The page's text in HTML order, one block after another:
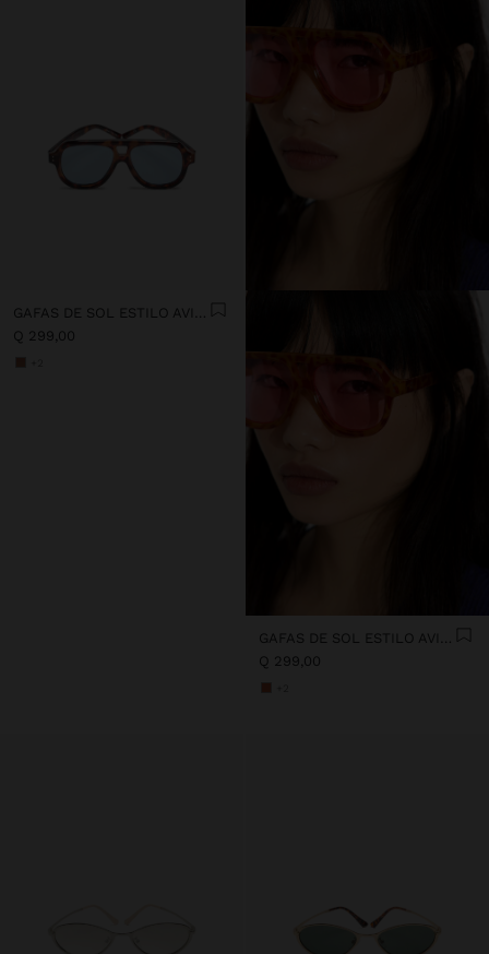
GAFAS DE SOL ESTILO AVIADOR
Q 299,00
GAFAS DE SOL ESTILO AVIADOR
Q 299,00